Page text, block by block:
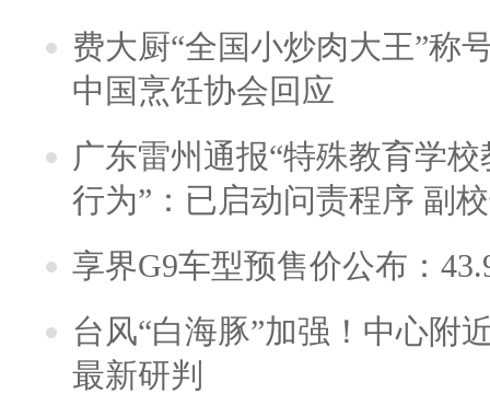
费大厨“全国小炒肉大王”称
中国烹饪协会回应
广东雷州通报“特殊教育学
行为”：已启动问责程序 副
享界G9车型预售价公布：
台风“白海豚”加强！中心附
最新研判